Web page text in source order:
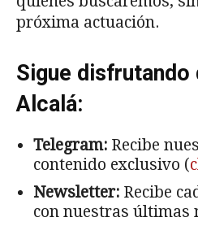
próxima actuación.
Sigue disfrutando
Alcalá:
Telegram: Recibe
contenido exclusivo (
Newsletter: Recibe
con nuestras últimas